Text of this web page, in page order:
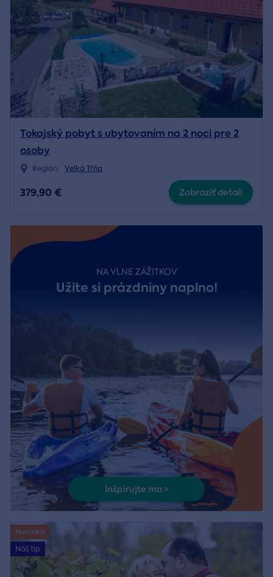
Tokajský pobyt s ubytovaním na 2 noci pre 2
osoby
Región: Veľká Tŕňa
379,90 € Zobraziť detail
NA VLNE ZÁŽITKOV
Užite si prázdniny naplno!
Inšpirujte ma >
Novinka
Náš tip